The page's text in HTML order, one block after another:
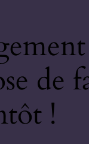
de
!